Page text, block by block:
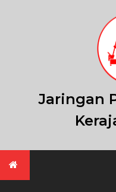
Jaringan